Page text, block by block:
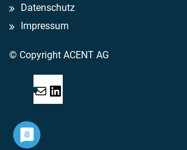
Datenschutz
Impressum
© Copyright ACENT AG
Mail